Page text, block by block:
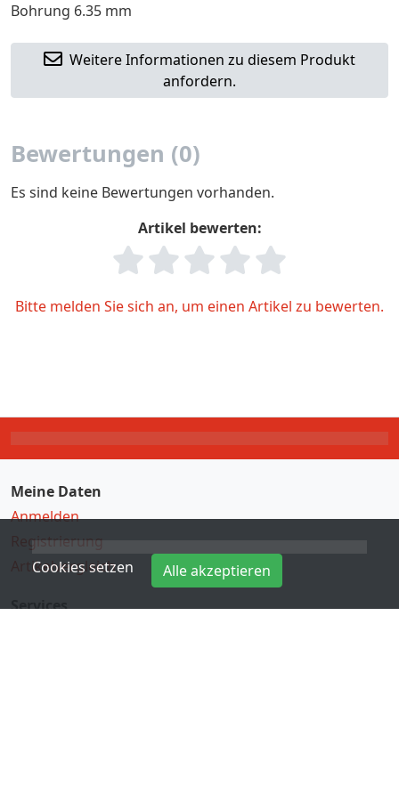
Bohrung 6.35 mm
Weitere Informationen zu diesem Produkt
anfordern.
Bewertungen (0)
Es sind keine Bewertungen vorhanden.
Artikel bewerten:
Bitte melden Sie sich an, um einen Artikel zu bewerten.
Meine Daten
Anmelden
Registrierung
Artikelvergleich
Services
Cookies setzen Alle akzeptieren